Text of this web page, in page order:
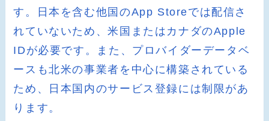
す。日本を含む他国のApp Storeでは配信さ
れていないため、米国またはカナダのApple
IDが必要です。また、プロバイダーデータベ
ースも北米の事業者を中心に構築されている
ため、日本国内のサービス登録には制限があ
ります。